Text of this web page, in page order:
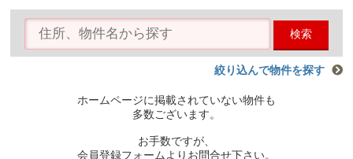
検索
絞り込んで物件を探す
ホームページに掲載されていない物件も
多数ございます。
お手数ですが、
会員登録フォームよりお問合せ下さい。